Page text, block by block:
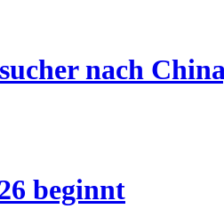
nach
beginnt